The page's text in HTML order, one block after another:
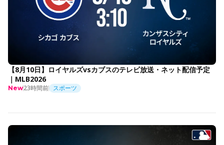
【8月10日】ロイヤルズvsカブスのテレビ放送・ネット配信予定
｜MLB2026
New23時間前 スポーツ